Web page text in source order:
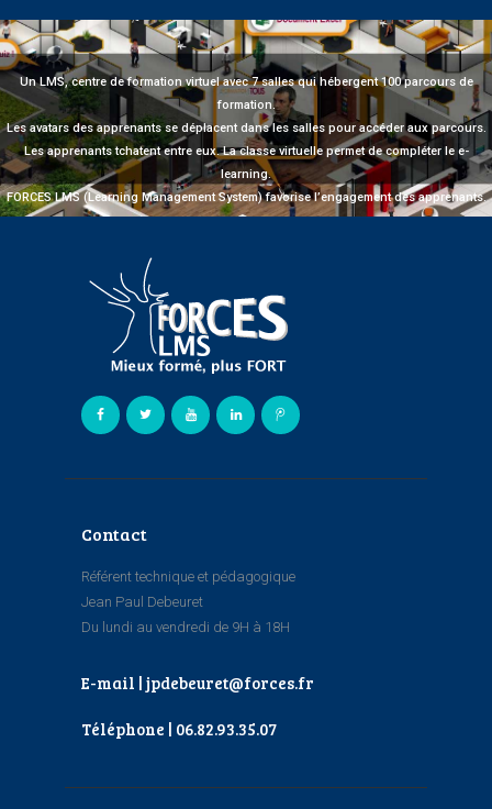
Un LMS, centre de formation virtuel avec 7 salles qui hébergent 100 parcours de
formation.
Les avatars des apprenants se déplacent dans les salles pour accéder aux parcours.
Les apprenants tchatent entre eux. La classe virtuelle permet de compléter le e-
learning.
FORCES LMS (Learning Management System) favorise l’engagement des apprenants.
Contact
Référent technique et pédagogique
Jean Paul Debeuret
Du lundi au vendredi de 9H à 18H
E-mail | jpdebeuret@forces.fr
Téléphone | 06.82.93.35.07